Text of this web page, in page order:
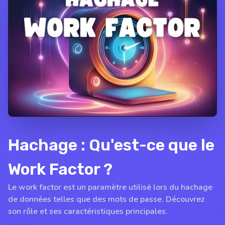
Hachage : Qu'est-ce que le
Work Factor ?
Le work factor est un paramètre utilisé lors du hachage
de données telles que des mots de passe. Découvrez
son rôle et ses caractéristiques principales.